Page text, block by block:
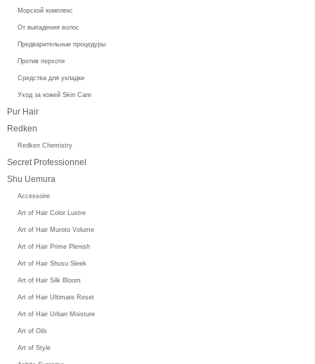
Морской комплекс
От выпадения волос
Предварительные процедуры
Против перхоти
Средства для укладки
Уход за кожей Skin Care
Pur Hair
Redken
Redken Chemistry
Secret Professionnel
Shu Uemura
Accessoire
Art of Hair Color Lustre
Art of Hair Muroto Volume
Art of Hair Prime Plenish
Art of Hair Shusu Sleek
Art of Hair Silk Bloom
Art of Hair Ultimate Reset
Art of Hair Urban Moisture
Art of Oils
Art of Style